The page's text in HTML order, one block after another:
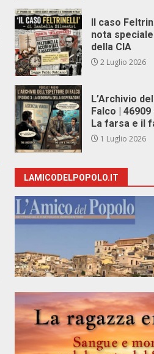
Il caso
nota
della CIA
2 Luglio 2026
L’Archivio
Falco |
La farsa e il
1 Luglio 2026
LAMICODELPOPOLO.IT